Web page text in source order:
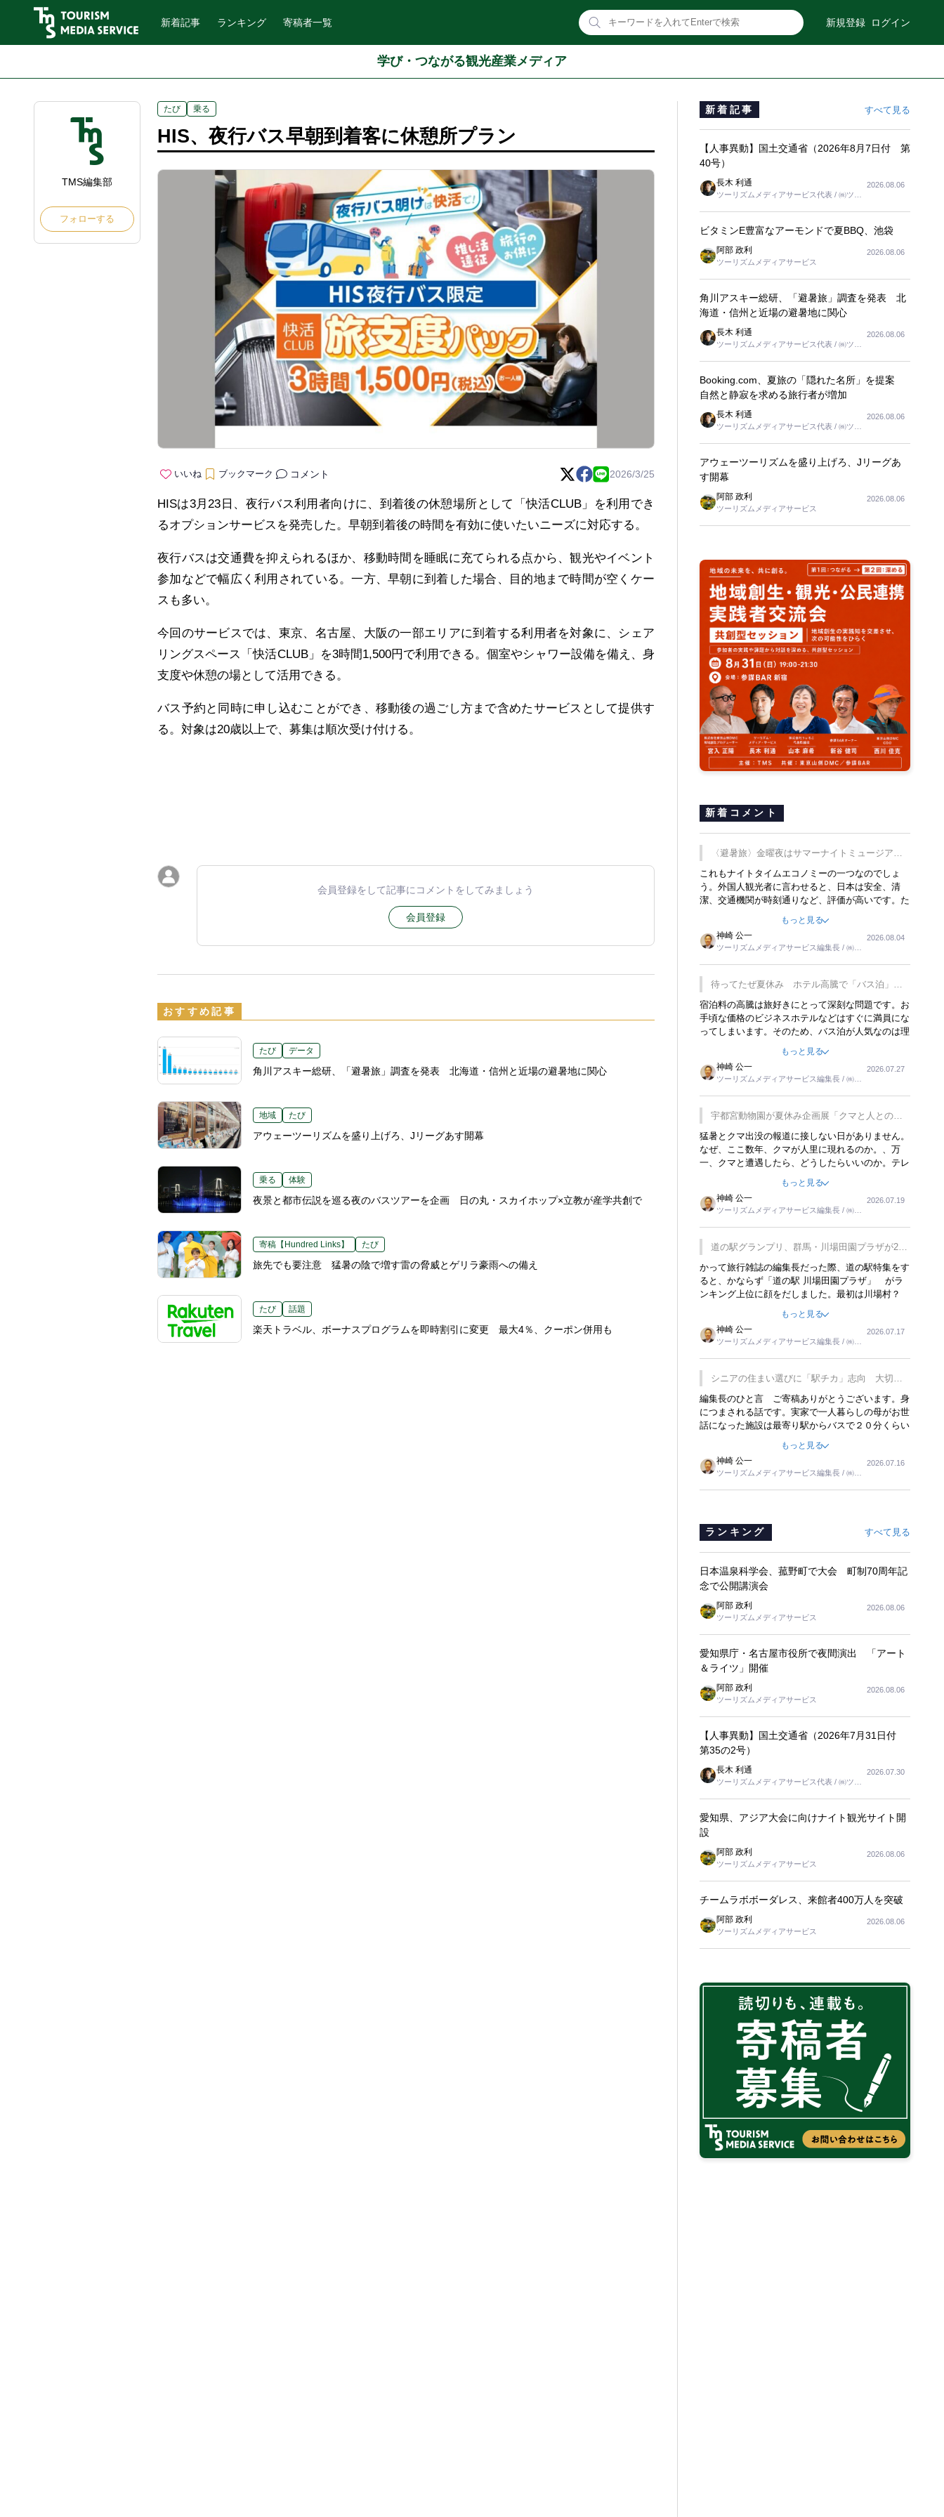
新着記事 ランキング 寄稿者一覧 新規登録 ログイン
学び・つながる観光産業メディア
TMS編集部
フォローする
たび 乗る
HIS、夜行バス早朝到着客に休憩所プラン
いいね ブックマーク コメント 2026/3/25
HISは3月23日、夜行バス利用者向けに、到着後の休憩場所として「快活CLUB」を利用でき
るオプションサービスを発売した。早朝到着後の時間を有効に使いたいニーズに対応する。
夜行バスは交通費を抑えられるほか、移動時間を睡眠に充てられる点から、観光やイベント
参加などで幅広く利用されている。一方、早朝に到着した場合、目的地まで時間が空くケー
スも多い。
今回のサービスでは、東京、名古屋、大阪の一部エリアに到着する利用者を対象に、シェア
リングスペース「快活CLUB」を3時間1,500円で利用できる。個室やシャワー設備を備え、身
支度や休憩の場として活用できる。
バス予約と同時に申し込むことができ、移動後の過ごし方まで含めたサービスとして提供す
る。対象は20歳以上で、募集は順次受け付ける。
会員登録をして記事にコメントをしてみましょう
会員登録
おすすめ記事
たび データ
角川アスキー総研、「避暑旅」調査を発表 北海道・信州と近場の避暑地に関心
地域 たび
アウェーツーリズムを盛り上げろ、Jリーグあす開幕
乗る 体験
夜景と都市伝説を巡る夜のバスツアーを企画 日の丸・スカイホップ×立教が産学共創で
寄稿【Hundred Links】 たび
旅先でも要注意 猛暑の陰で増す雷の脅威とゲリラ豪雨への備え
たび 話題
楽天トラベル、ボーナスプログラムを即時割引に変更 最大4％、クーポン併用も
新着記事 すべて見る
【人事異動】国土交通省（2026年8月7日付 第
40号）
長木 利通
ツーリズムメディアサービス代表 / ㈱ツー
2026.08.06
ビタミンE豊富なアーモンドで夏BBQ、池袋
阿部 政利
ツーリズムメディアサービス
2026.08.06
角川アスキー総研、「避暑旅」調査を発表 北
海道・信州と近場の避暑地に関心
長木 利通
ツーリズムメディアサービス代表 / ㈱ツー
2026.08.06
Booking.com、夏旅の「隠れた名所」を提案
自然と静寂を求める旅行者が増加
長木 利通
ツーリズムメディアサービス代表 / ㈱ツー
2026.08.06
アウェーツーリズムを盛り上げろ、Jリーグあ
す開幕
阿部 政利
ツーリズムメディアサービス
2026.08.06
新着コメント
〈避暑旅〉金曜夜はサマーナイトミュージア
ム、都立6施設で
これもナイトタイムエコノミーの一つなのでしょ
う。外国人観光者に言わせると、日本は安全、清
潔、交通機関が時刻通りなど、評価が高いです。た
す。そのような意味で、金曜夜にこのようなイベン
トが行われれば、日本人に限らず外国人にとっても
楽しみが増えるでしょうね。
もっと見る
神崎 公一
ツーリズムメディアサービス編集長 / ㈱ツ
2026.08.04
待ってたぜ夏休み ホテル高騰で「バス泊」人
気
宿泊料の高騰は旅好きにとって深刻な問題です。お
手頃な価格のビジネスホテルなどはすぐに満員にな
ってしまいます。そのため、バス泊が人気なのは理
行をした時は、移動はグレイハウンドバスでした。
夕方から夜の便を利用してホテル代を浮かせていま
した。ただし、若いからできたことです。若い人が
夜行バスで京都に行った、青森に行ったと聞くと、
疲れが残らないのかなと思ってしまいます。
もっと見る
神崎 公一
ツーリズムメディアサービス編集長 / ㈱ツ
2026.07.27
宇都宮動物園が夏休み企画展「クマと人との距
離」を7月20日から開催
猛暑とクマ出没の報道に接しない日がありません。
なぜ、ここ数年、クマが人里に現れるのか。、万
一、クマと遭遇したら、どうしたらいいのか。テレ
るなんてことは、冗談でもいえません。そんな中
で、この企画展はタイムリーですね。
もっと見る
神崎 公一
ツーリズムメディアサービス編集長 / ㈱ツ
2026.07.19
道の駅グランプリ、群馬・川場田園プラザが2連
覇
かって旅行雑誌の編集長だった際、道の駅特集をす
ると、かならず「道の駅 川場田園プラザ」 がラ
ンキング上位に顔をだしました。最初は川場村？
れ永井 彰一社長にインタビューしたら、興味深い
話が次々が飛び出しました。プレゼンも巧みで、今
でも思い出すことが２つあります。一つは、従業員
に東京ディズニーランドを見学させ、サービス業、
接客業の何かを理解してもらっていることです。
もう一つは1800円もするプレミアムヨーグルトを
販売するにあたり、社内に懸念もあったそうです。
永井社長は、駐車場に都内ナンバーの高級外車が停
まっていることに目をつけ、高級商品でも売れると
確信したそうです。今回の記事を懐かしく読みまし
もっと見る
神崎 公一
ツーリズムメディアサービス編集長 / ㈱ツ
2026.07.17
シニアの住まい選びに「駅チカ」志向 大切な
のは出かけたくなる暮らし
編集長のひと言 ご寄稿ありがとうございます。身
につまされる話です。実家で一人暮らしの母がお世
話になった施設は最寄り駅からバスで２０分くらい
りました。母の住まいから近いという理由で、その
施設を選択したのですが、私と妹にとっては、半日
仕事ででした。シニアの住まい選びは、当人だけで
はなく、世話をする家族の足の便も考えない外池な
もっと見る
神崎 公一
ツーリズムメディアサービス編集長 / ㈱ツ
2026.07.16
ランキング すべて見る
日本温泉科学会、菰野町で大会 町制70周年記
念で公開講演会
阿部 政利
ツーリズムメディアサービス
2026.08.06
愛知県庁・名古屋市役所で夜間演出 「アート
＆ライツ」開催
阿部 政利
ツーリズムメディアサービス
2026.08.06
【人事異動】国土交通省（2026年7月31日付
第35の2号）
長木 利通
ツーリズムメディアサービス代表 / ㈱ツー
2026.07.30
愛知県、アジア大会に向けナイト観光サイト開
設
阿部 政利
ツーリズムメディアサービス
2026.08.06
チームラボボーダレス、来館者400万人を突破
阿部 政利
ツーリズムメディアサービス
2026.08.06